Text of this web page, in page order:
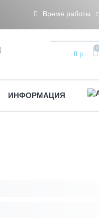
Время работы
0 р.
0
ИНФОРМАЦИЯ